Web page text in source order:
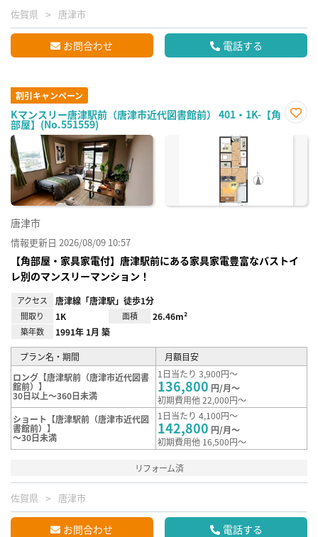
佐賀県 唐津市
お問合わせ 電話する
割引キャンペーン
Kマンスリー唐津駅前（唐津市近代図書館前） 401・1K-【角
部屋】(No.551559)
に入
唐津市
情報更新日 2026/08/09 10:57
【角部屋・家具家電付】唐津駅前にある家具家電豊富なバストイ
レ別のマンスリーマンション！
アクセス 唐津線「唐津駅」徒歩1分
間取り 1K 面積 26.46m²
築年数 1991年 1月 築
プラン名・期間
月額目安
ロング【唐津駅前（唐津市近代図書
館前）】
30日以上～360日未満
1日当たり 3,900円～
136,800 円/月～
初期費用他 22,000円～
ショート【唐津駅前（唐津市近代図
書館前）】
～30日未満
1日当たり 4,100円～
142,800 円/月～
初期費用他 16,500円～
リフォーム済
佐賀県 唐津市
お問合わせ 電話する